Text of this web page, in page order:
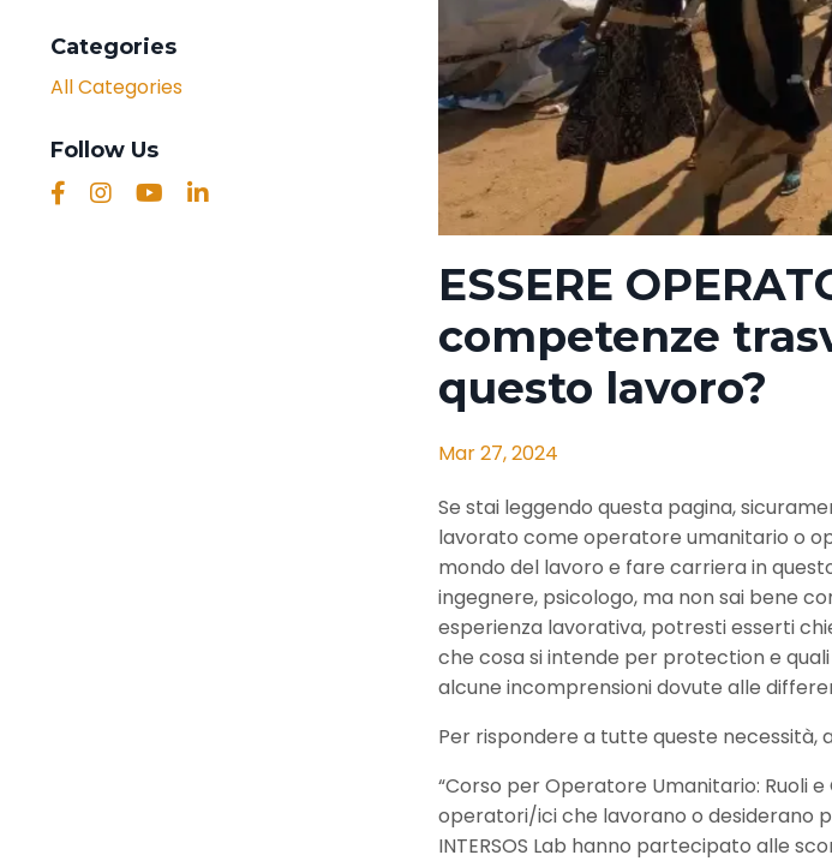
ESSERE
competenze
questo lavoro?
Mar 27, 2024
Se stai leggendo questa pagina,
lavorato come operatore umanitario o
mondo del lavoro e fare carriera in
ingegnere, psicologo, ma non sai bene
esperienza lavorativa, potresti esserti
che cosa si intende per protection e
alcune incomprensioni dovute alle
Per rispondere a tutte queste necessità,
“Corso per Operatore Umanitario: Ruoli
operatori/ici che lavorano o desiderano
INTERSOS Lab hanno partecipato alle
Categories
All Categories
Follow Us